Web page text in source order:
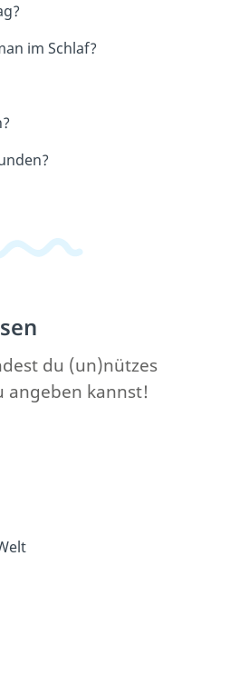
im Schlaf?
du (un)nützes
angeben kannst!